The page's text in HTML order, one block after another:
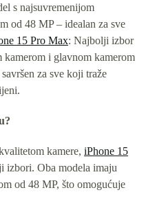
s najsuvremenijom
od 48 MP – idealan za sve
15 Pro Max: Najbolji izbor
i glavnom kamerom
za sve koji traže
kamere, iPhone 15
izbori. Oba modela imaju
od 48 MP, što omogućuje